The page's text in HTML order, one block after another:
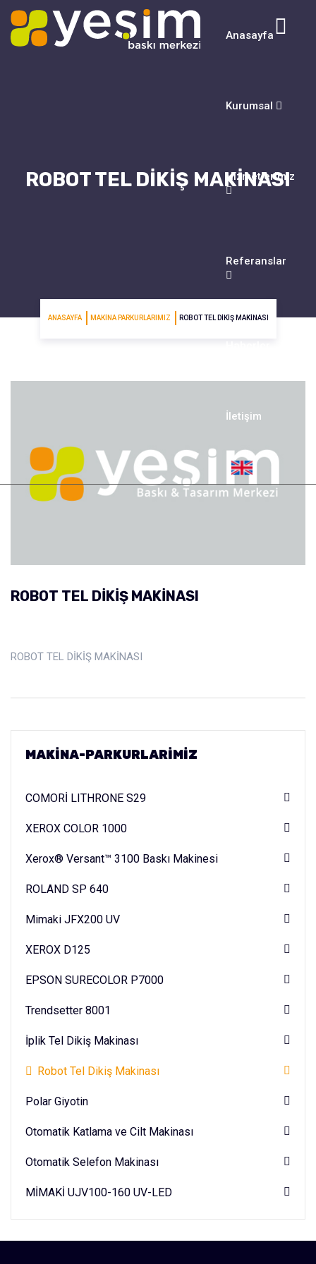
Anasayfa
Kurumsal
Hizmetlerimiz
Referanslar
İletişim
ROBOT TEL DIKIŞ MAKINASI
ANASAYFA MAKINA PARKURLARIMIZ ROBOT TEL DIKIŞ MAKINASI
ROBOT TEL DIKIŞ MAKINASI
ROBOT TEL DİKİŞ MAKİNASI
MAKINA-PARKURLARIMIZ
COMORİ LITHRONE S29
XEROX COLOR 1000
Xerox® Versant™ 3100 Baskı Makinesi
ROLAND SP 640
Mimaki JFX200 UV
XEROX D125
EPSON SURECOLOR P7000
Trendsetter 8001
İplik Tel Dikiş Makinası
Robot Tel Dikiş Makinası
Polar Giyotin
Otomatik Katlama ve Cilt Makinası
Otomatik Selefon Makinası
MİMAKİ UJV100-160 UV-LED